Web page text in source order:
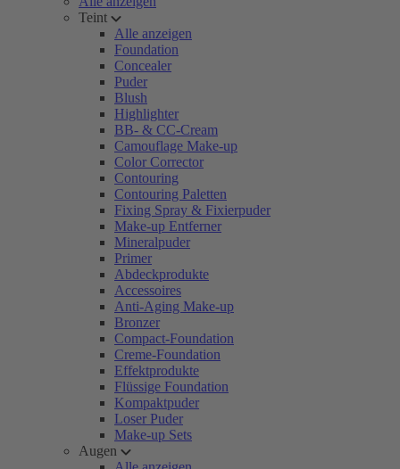
Teint
Alle anzeigen
Foundation
Concealer
Puder
Blush
Highlighter
BB- & CC-Cream
Camouflage Make-up
Color Corrector
Contouring
Contouring Paletten
Fixing Spray & Fixierpuder
Make-up Entferner
Mineralpuder
Primer
Abdeckprodukte
Accessoires
Anti-Aging Make-up
Bronzer
Compact-Foundation
Creme-Foundation
Effektprodukte
Flüssige Foundation
Kompaktpuder
Loser Puder
Make-up Sets
Augen